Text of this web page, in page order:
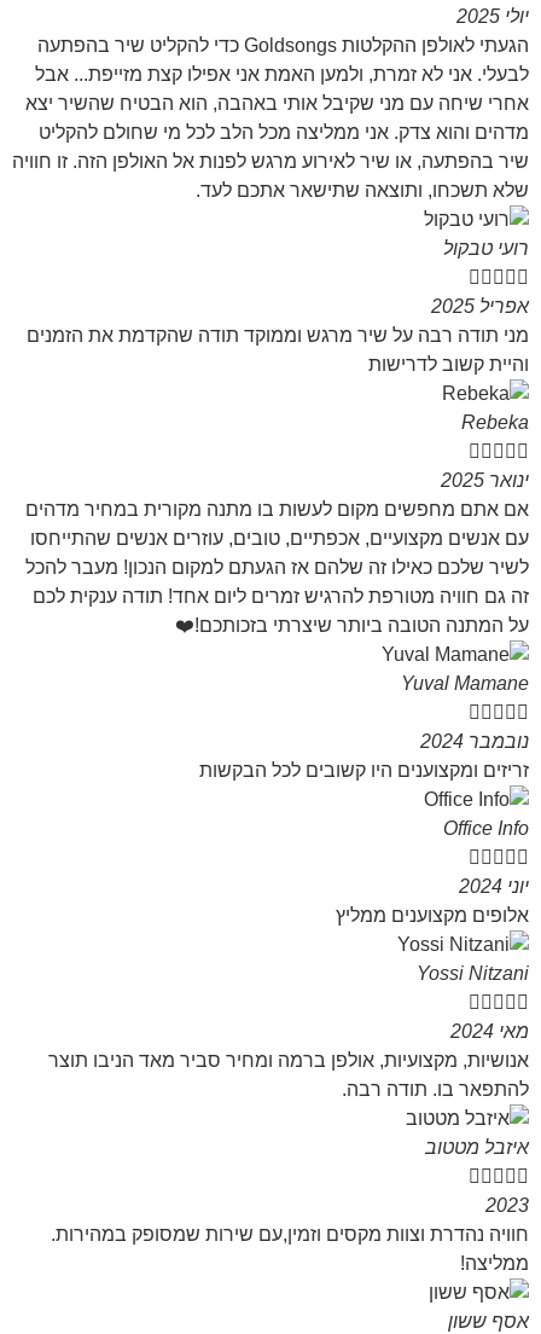
יולי 2025
הגעתי לאולפן ההקלטות Goldsongs כדי להקליט שיר בהפתעה
לבעלי. אני לא זמרת, ולמען האמת אני אפילו קצת מזייפת... אבל
אחרי שיחה עם מני שקיבל אותי באהבה, הוא הבטיח שהשיר יצא
מדהים והוא צדק. אני ממליצה מכל הלב לכל מי שחולם להקליט
שיר בהפתעה, או שיר לאירוע מרגש לפנות אל האולפן הזה. זו חוויה
שלא תשכחו, ותוצאה שתישאר אתכם לעד.
רועי טבקול
    
אפריל 2025
מני תודה רבה על שיר מרגש וממוקד תודה שהקדמת את הזמנים
והיית קשוב לדרישות
Rebeka
    
ינואר 2025
אם אתם מחפשים מקום לעשות בו מתנה מקורית במחיר מדהים
עם אנשים מקצועיים, אכפתיים, טובים, עוזרים אנשים שהתייחסו
לשיר שלכם כאילו זה שלהם אז הגעתם למקום הנכון! מעבר להכל
זה גם חוויה מטורפת להרגיש זמרים ליום אחד! תודה ענקית לכם
על המתנה הטובה ביותר שיצרתי בזכותכם!❤️
Yuval Mamane
    
נובמבר 2024
זריזים ומקצוענים היו קשובים לכל הבקשות
Office Info
    
יוני 2024
אלופים מקצוענים ממליץ
Yossi Nitzani
    
מאי 2024
אנושיות, מקצועיות, אולפן ברמה ומחיר סביר מאד הניבו תוצר
להתפאר בו. תודה רבה.
איזבל מטטוב
    
2023
חוויה נהדרת וצוות מקסים וזמין,עם שירות שמסופק במהירות.
ממליצה!
אסף ששון